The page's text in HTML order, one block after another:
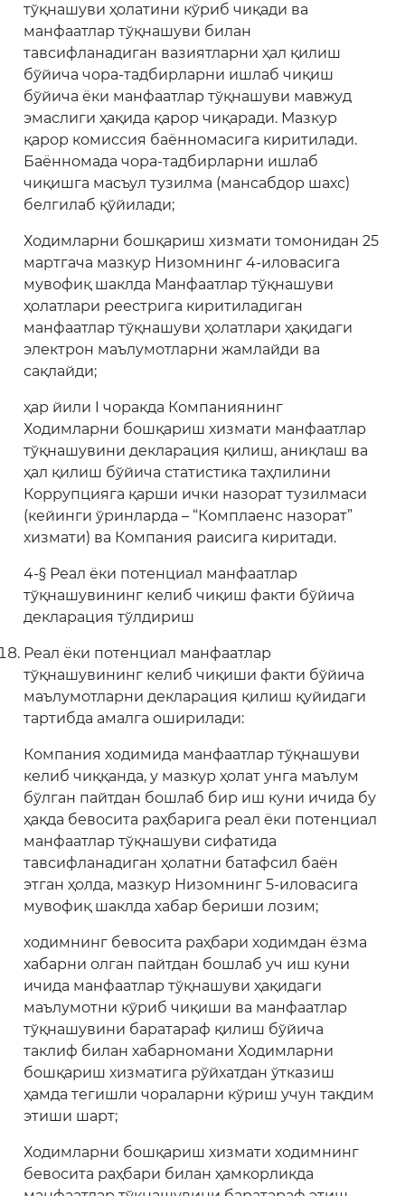
тўқнашуви ҳолатини кўриб чиқади ва
манфаатлар тўқнашуви билан
тавсифланадиган вазиятларни ҳал қилиш
бўйича чора-тадбирларни ишлаб чиқиш
бўйича ёки манфаатлар тўқнашуви мавжуд
эмаслиги ҳақида қарор чиқаради. Мазкур
қарор комиссия баённомасига киритилади.
Баённомада чора-тадбирларни ишлаб
чиқишга масъул тузилма (мансабдор шахс)
белгилаб қўйилади;
Ходимларни бошқариш хизмати томонидан 25
мартгача мазкур Низомнинг 4-иловасига
мувофиқ шаклда Манфаатлар тўқнашуви
ҳолатлари реестрига киритиладиган
манфаатлар тўқнашуви ҳолатлари ҳақидаги
электрон маълумотларни жамлайди ва
сақлайди;
ҳар йили I чоракда Компаниянинг
Ходимларни бошқариш хизмати манфаатлар
тўқнашувини декларация қилиш, аниқлаш ва
ҳал қилиш бўйича статистика таҳлилини
Коррупцияга қарши ички назорат тузилмаси
(кейинги ўринларда – “Комплаенс назорат”
хизмати) ва Компания раисига киритади.
4-§ Реал ёки потенциал манфаатлар
тўқнашувининг келиб чиқиш факти бўйича
декларация тўлдириш
Реал ёки потенциал манфаатлар
тўқнашувининг келиб чиқиши факти бўйича
маълумотларни декларация қилиш қуйидаги
тартибда амалга оширилади:
Компания ходимида манфаатлар тўқнашуви
келиб чиққанда, у мазкур ҳолат унга маълум
бўлган пайтдан бошлаб бир иш куни ичида бу
ҳақда бевосита раҳбарига реал ёки потенциал
манфаатлар тўқнашуви сифатида
тавсифланадиган ҳолатни батафсил баён
этган ҳолда, мазкур Низомнинг 5-иловасига
мувофиқ шаклда хабар бериши лозим;
ходимнинг бевосита раҳбари ходимдан ёзма
хабарни олган пайтдан бошлаб уч иш куни
ичида манфаатлар тўқнашуви ҳақидаги
маълумотни кўриб чиқиши ва манфаатлар
тўқнашувини баратараф қилиш бўйича
таклиф билан хабарномани Ходимларни
бошқариш хизматига рўйхатдан ўтказиш
ҳамда тегишли чораларни кўриш учун тақдим
этиши шарт;
Ходимларни бошқариш хизмати ходимнинг
бевосита раҳбари билан ҳамкорликда